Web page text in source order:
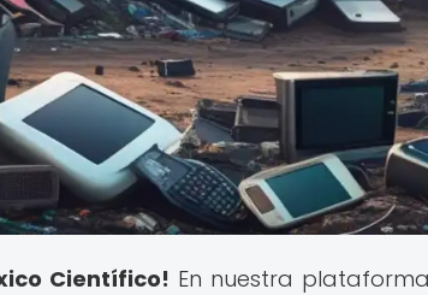
Científico! En nuestra